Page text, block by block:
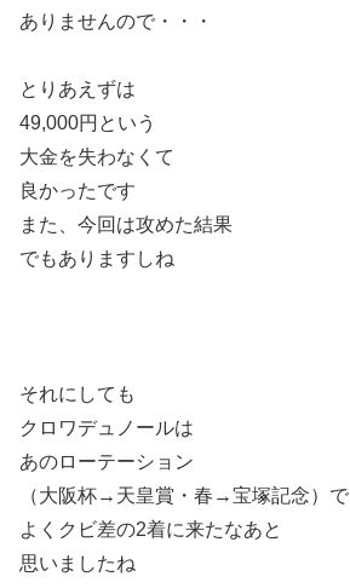
ありませんので・・・
とりあえずは
49,000円という
大金を失わなくて
良かったです
また、今回は攻めた結果
でもありますしね
それにしても
クロワデュノールは
あのローテーション
（大阪杯→天皇賞・春→宝塚記念）で
よくクビ差の2着に来たなあと
思いましたね